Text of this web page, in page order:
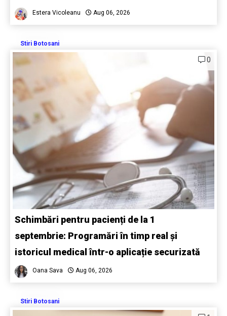
Estera Vicoleanu Aug 06, 2026
Stiri Botosani
0
Schimbări pentru pacienți de la 1
septembrie: Programări în timp real și
istoricul medical într-o aplicație securizată
Oana Sava Aug 06, 2026
Stiri Botosani